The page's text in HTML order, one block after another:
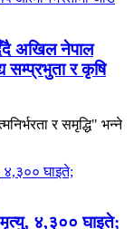
अखिल नेपाल
सम्प्रभुता र कृषि
र समृद्धि" भन्ने
४,३०० घाइते;